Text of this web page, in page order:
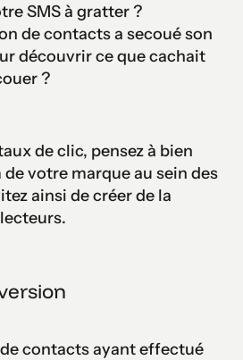
SMS à gratter ?
de contacts a secoué son
découvrir ce que cachait
?
de clic, pensez à bien
votre marque au sein des
ainsi de créer de la
contacts ayant effectué